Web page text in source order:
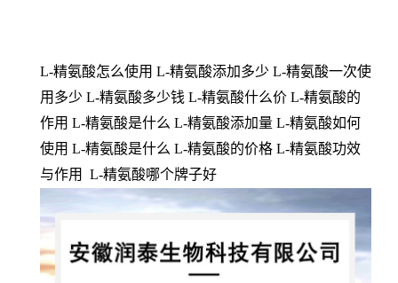
L-精氨酸怎么使用 L-精氨酸添加多少 L-精氨酸一次使
用多少 L-精氨酸多少钱 L-精氨酸什么价 L-精氨酸的
作用 L-精氨酸是什么 L-精氨酸添加量 L-精氨酸如何
使用 L-精氨酸是什么 L-精氨酸的价格 L-精氨酸功效
与作用 L-精氨酸哪个牌子好